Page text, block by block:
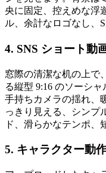
央に固定、控えめな浮
ル、余計なロゴなし、
4. SNS ショート動
窓際の清潔な机の上で
る縦型 9:16 のソーシ
手持ちカメラの揺れ、
っきり見える、シンプ
ド、滑らかなテンポ、
5. キャラクター動